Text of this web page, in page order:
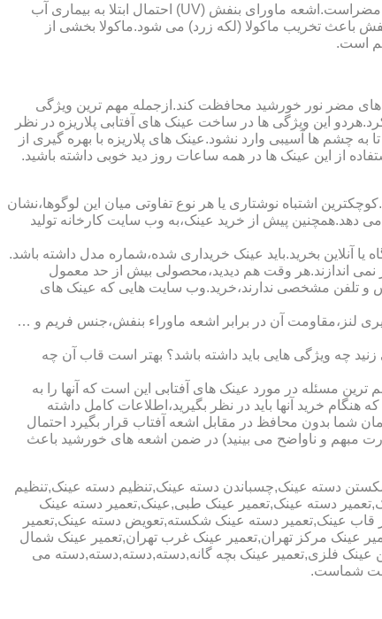
چشم و خطرات اشعه ماورای بنفش نور خورشید اشعه ماورای بنفش نور خورشید به پوست آسیب می زند.همچنین برای عدسی و قرنیه چشم مضراست.اشعه ماورای بنفش (UV) احتمال ابتلا به بیماری آب
باعث تخریب ماکولا (لکه زرد) می شود.ماکولا بخشی از
است.
های مضر نور خورشید محافظت کند.ازجمله مهم ترین ویژگی
خورشید و پلاریزه بودن آن اشاره کرد.هردو این ویژگی ها در ساخت عینک های آفتابی پلاریزه در نظر
چشم ها آسیبی وارد نشود.عینک های پلاریزه با بهره گیری از
از این عینک ها در همه ساعات روز دید خوبی داشته باشید.
اشتباه نوشتاری یا هر نوع تفاوتی میان این لوگوها،نشان
دهد.همچنین پیش از خرید عینک،به وب سایت کارخانه تولید
بخرید.باید عینک خریداری شده،شماره مدل داشته باشد.
نمی اندازند.هر وقت هم دیدید،محصولی بیش از حد معمول
و تلفن مشخصی ندارند،خرید.وب سایت هایی که عینک های
لنز،مقاومت آن در برابر اشعه ماوراء بنفش،جنس فریم و …
چه ویژگی هایی باید داشته باشد؟ بهتر است قاب آن چه
ترین مسئله در مورد عینک های آفتابی این است که آنها را به
خرید آنها باید در نظر بگیرید،اطلاعات کامل داشته
شما بدون محافظ در مقابل اشعه آفتاب قرار بگیرد احتمال
مبهم و ناواضح می بینید) در ضمن اشعه های خورشید باعث
دسته عینک,چسباندن دسته عینک,تنظیم دسته عینک,تنظیم
دسته عینک,تعمیر عینک طبی,عینک,تعمیر دسته عینک
قاب عینک,تعمیر دسته عینک شکسته,تعویض دسته عینک,تعمیر
عینک مرکز تهران,تعمیر عینک غرب تهران,تعمیر عینک شمال
فلزی,تعمیر عینک بچه گانه,دسته,دسته,دسته,دسته می
شماست.